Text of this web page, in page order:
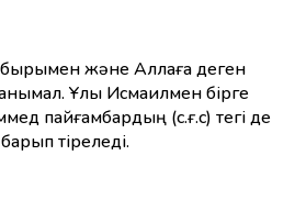
және Аллаға деген
Ұлы Исмаилмен бірге
пайғамбардың (с.ғ.с) тегі де
тіреледі.